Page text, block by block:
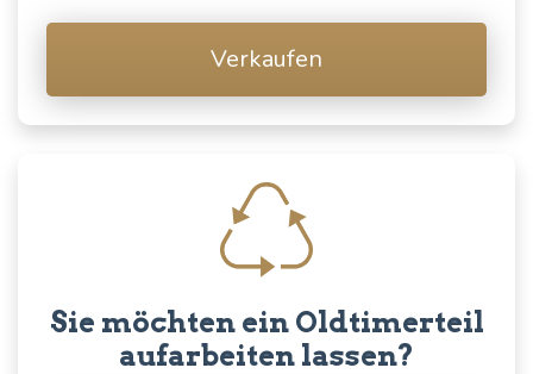
Verkaufen
Sie möchten ein Oldtimerteil
aufarbeiten lassen?